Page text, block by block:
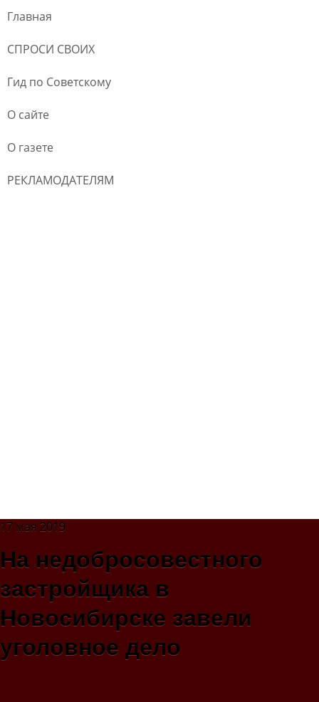
Главная
СПРОСИ СВОИХ
Гид по Советскому
О сайте
О газете
РЕКЛАМОДАТЕЛЯМ
17 мая 2019
На недобросовестного
застройщика в
Новосибирске завели
уголовное дело